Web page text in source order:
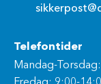
Telefontider
Mandag-